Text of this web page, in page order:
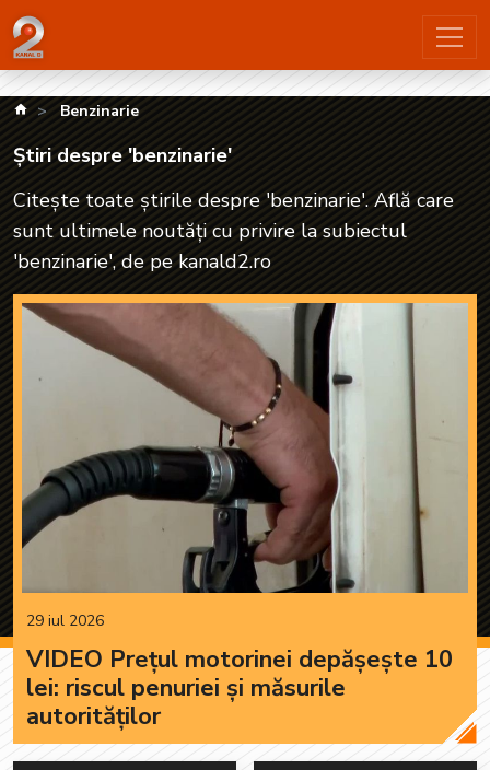
Știri despre 'benzinarie'| kanald2.ro
kanald.ro
Benzinarie
Știri despre 'benzinarie'
Citește toate știrile despre 'benzinarie'. Află care
sunt ultimele noutăți cu privire la subiectul
'benzinarie', de pe kanald2.ro
29 iul 2026
VIDEO Prețul motorinei depășește 10
lei: riscul penuriei și măsurile
autorităților